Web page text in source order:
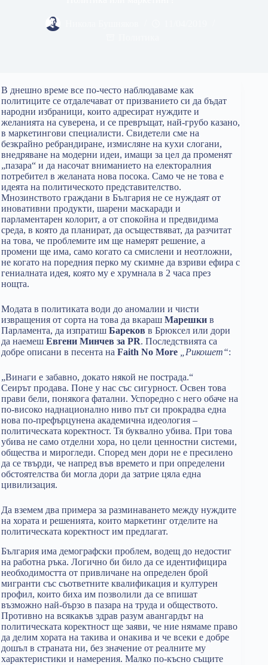
В днешно време все по-често наблюдаваме как
политиците се отдалечават от призванието си да бъдат
народни избраници, които адресират нуждите и
желанията на суверена, и се превръщат, най-грубо казано,
в маркетингови специалисти. Свидетели сме на
безкрайно ребрандиране, измисляне на кухи слогани,
внедряване на модерни идеи, имащи за цел да променят
„пазара“ и да насочат вниманието на електоралния
потребител в желаната нова посока. Само че не това е
идеята на политическото представителство.
Мнозинството граждани в България не се нуждаят от
иновативни продукти, шарени маскаради и
парламентарен колорит, а от спокойна и предвидима
среда, в която да планират, да осъществяват, да разчитат
на това, че проблемите им ще намерят решение, а
промени ще има, само когато са смислени и неотложни,
не когато на поредния перко му скимне да взриви ефира с
гениалната идея, която му е хрумнала в 2 часа през
нощта.
Модата в политиката води до аномалии и чисти
извращения от сорта на това да вкараш Марешки в
Парламента, да изпратиш Бареков в Брюксел или дори
да наемеш Евгени Минчев за PR. Последствията са
добре описани в песента на Faith No More „Рикошет“:
„Винаги е забавно, докато някой не пострада.“
Сеирът продава. Поне у нас със сигурност. Освен това
прави бели, понякога фатални. Успоредно с него обаче на
по-високо наднационално ниво път си прокрадва една
нова по-префърцунена академична идеология –
политическата коректност. Тя буквално убива. При това
убива не само отделни хора, но цели ценностни системи,
общества и мирогледи. Според мен дори не е пресилено
да се твърди, че напред във времето и при определени
обстоятелства би могла дори да затрие цяла една
цивилизация.
Да вземем два примера за разминаването между нуждите
на хората и решенията, които маркетинг отделите на
политическата коректност им предлагат.
България има демографски проблем, водещ до недостиг
на работна ръка. Логично би било да се идентифицира
необходимостта от привличане на определен брой
мигранти със съответните квалификация и културен
профил, които биха им позволили да се впишат
възможно най-бързо в пазара на труда и обществото.
Противно на всякакъв здрав разум авангардът на
политическата коректност ще заяви, че ние нямаме право
да делим хората на такива и онакива и че всеки е добре
дошъл в страната ни, без значение от реалните му
характеристики и намерения. Малко по-късно същите